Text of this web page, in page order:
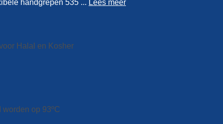
handgrepen 535 ... Lees meer
Halal en Kosher
worden op 93ºC